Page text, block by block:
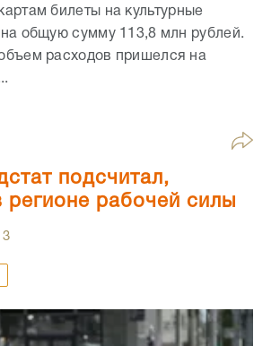
билеты на культурные
общую сумму 113,8 млн рублей.
расходов пришелся на
подсчитал,
регионе рабочей силы